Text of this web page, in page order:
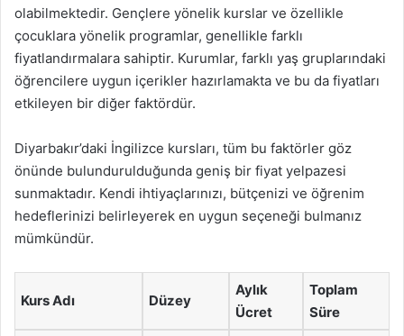
olabilmektedir. Gençlere yönelik kurslar ve özellikle
çocuklara yönelik programlar, genellikle farklı
fiyatlandırmalara sahiptir. Kurumlar, farklı yaş gruplarındaki
öğrencilere uygun içerikler hazırlamakta ve bu da fiyatları
etkileyen bir diğer faktördür.
Diyarbakır’daki İngilizce kursları, tüm bu faktörler göz
önünde bulundurulduğunda geniş bir fiyat yelpazesi
sunmaktadır. Kendi ihtiyaçlarınızı, bütçenizi ve öğrenim
hedeflerinizi belirleyerek en uygun seçeneği bulmanız
mümkündür.
Kurs Adı Düzey
Aylık
Ücret
Toplam
Süre